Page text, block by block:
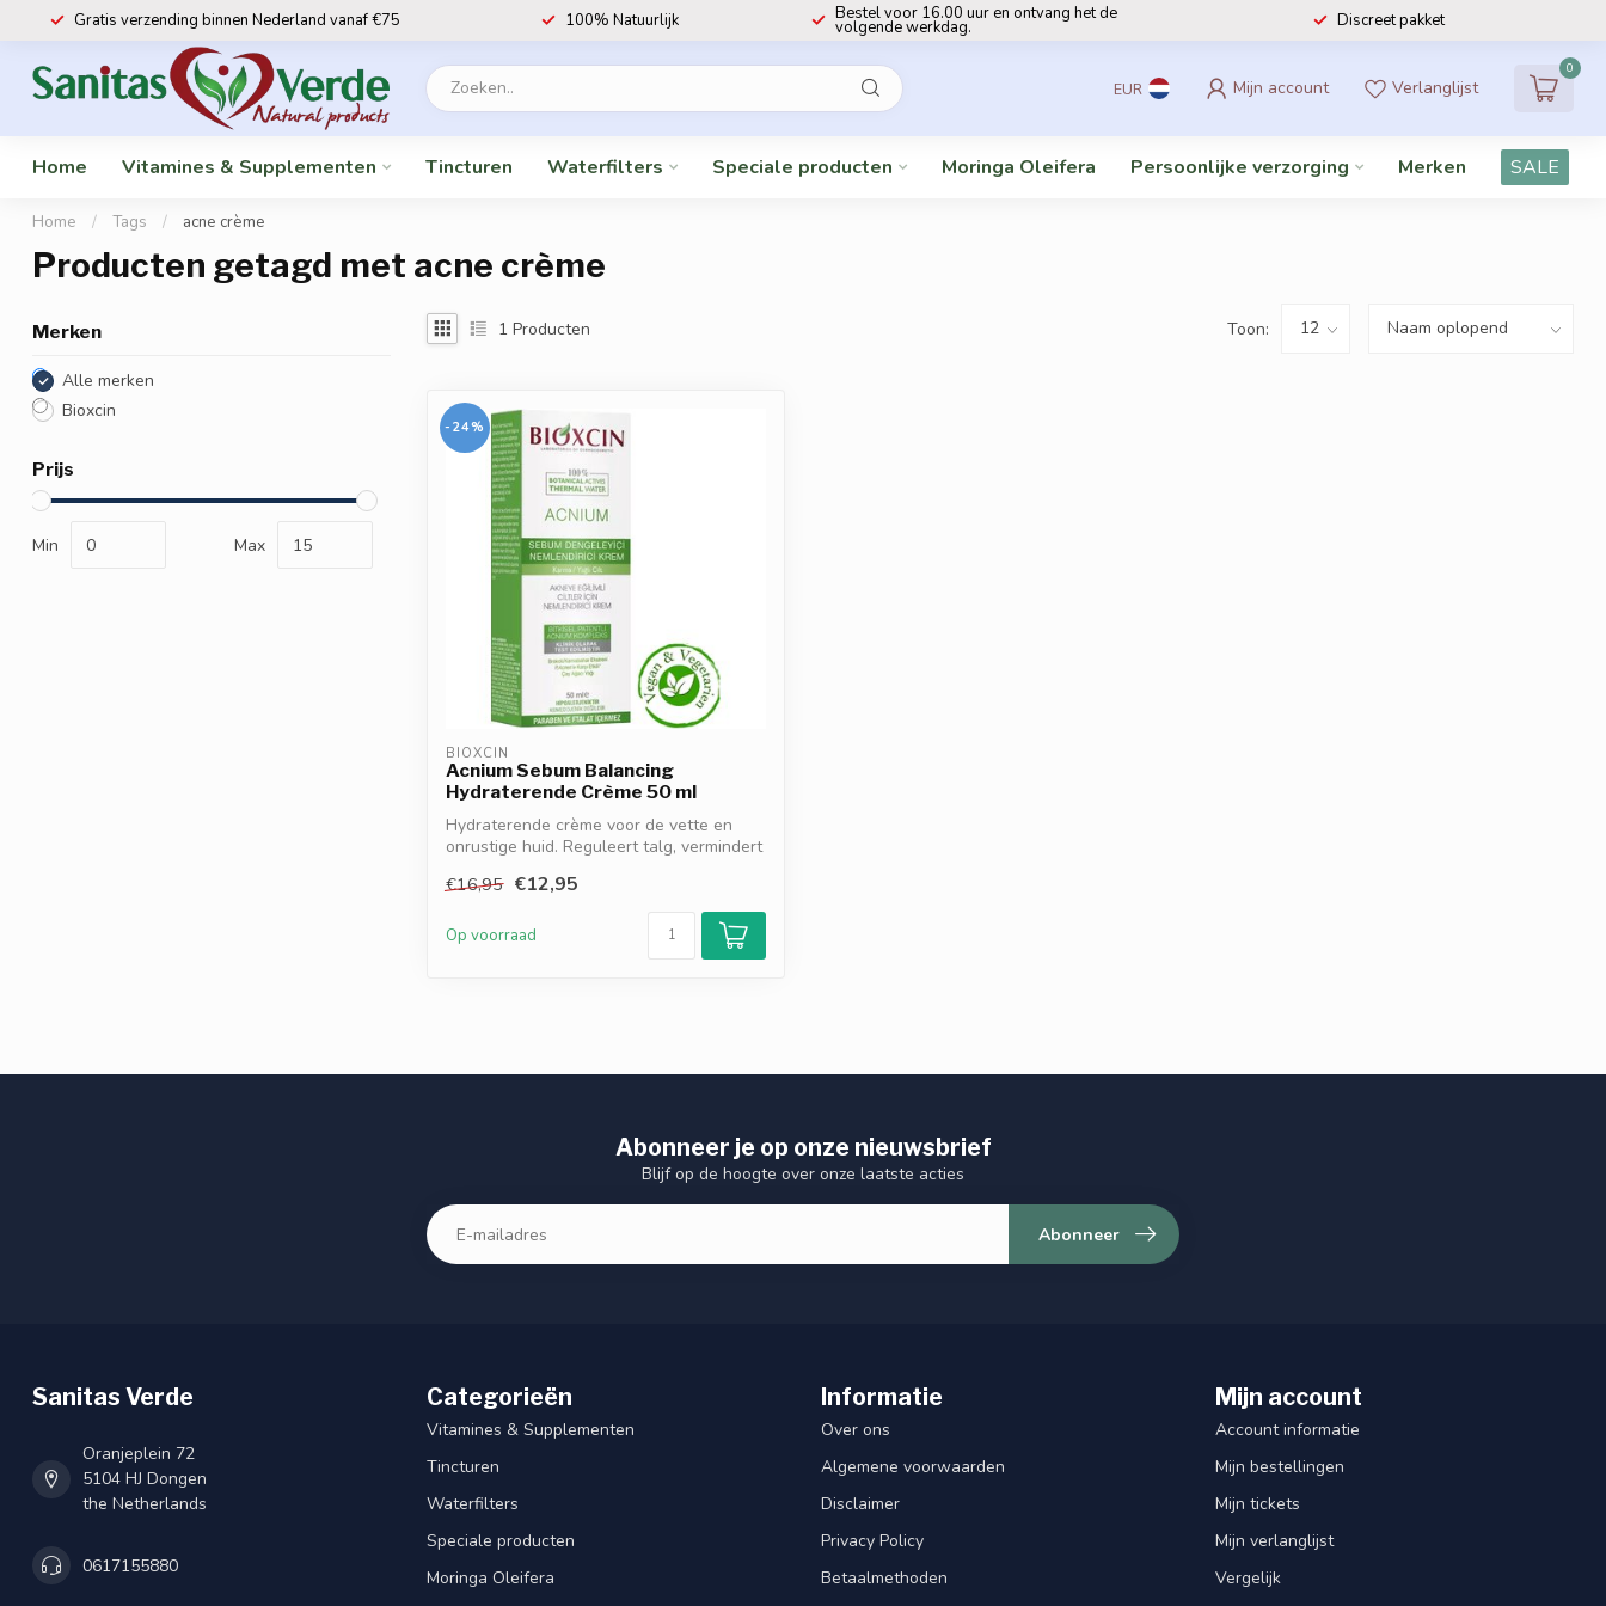
Gratis verzending binnen Nederland vanaf €75 100% Natuurlijk Bestel voor 16.00 uur en ontvang het de
volgende werkdag. Discreet pakket
EUR Mijn account Verlanglijst
0
Home Vitamines & Supplementen Tincturen Waterfilters Speciale producten Moringa Oleifera Persoonlijke verzorging Merken SALE
Home / Tags / acne crème
Producten getagd met acne crème
Merken
Alle merken
Bioxcin
Prijs
Min Max
1 Producten Toon:
-24%
BIOXCIN
Acnium Sebum Balancing
Hydraterende Crème 50 ml
Hydraterende crème voor de vette en
onrustige huid. Reguleert talg, vermindert
€16,95 €12,95
Op voorraad
Abonneer je op onze nieuwsbrief
Blijf op de hoogte over onze laatste acties
Abonneer
Sanitas Verde
Oranjeplein 72
5104 HJ Dongen
the Netherlands
0617155880
Categorieën
Vitamines & Supplementen
Tincturen
Waterfilters
Speciale producten
Moringa Oleifera
Informatie
Over ons
Algemene voorwaarden
Disclaimer
Privacy Policy
Betaalmethoden
Mijn account
Account informatie
Mijn bestellingen
Mijn tickets
Mijn verlanglijst
Vergelijk